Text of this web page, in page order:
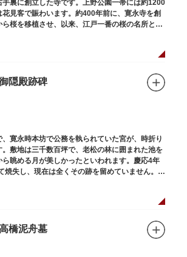
裏に創立した寺です。上野公園一帯には約1200
見客で賑わいます。約400年前に、寛永寺を創
桜を移植させ、以来、江戸一番の桜の名所とし
隠殿跡碑
寛永時本坊で公務を執られていた宮が、時折り
敷地は三千数百坪で、老松の林に囲まれた池を
眺める月が美しかったといわれます。慶応4年
焼失し、現在は全くその跡を留めていません。根
）にあります。
橋泥舟墓